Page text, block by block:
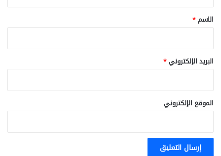
ر
*
الاسم*
البريد الإلكتروني*
الموقع الإلكتروني